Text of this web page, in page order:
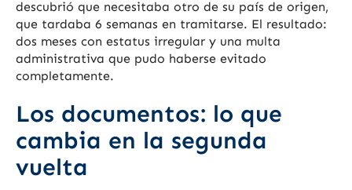
descubrió que necesitaba otro de su país de origen,
que tardaba 6 semanas en tramitarse. El resultado:
dos meses con estatus irregular y una multa
administrativa que pudo haberse evitado
completamente.
Los documentos: lo que
cambia en la segunda
vuelta